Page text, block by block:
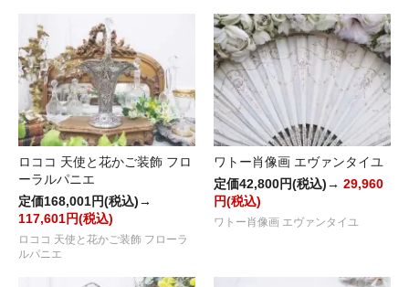
ロココ 天使と花かご装飾 フロ
ーラルパニエ
定価168,001円(税込)→
117,601円(税込)
ロココ 天使と花かご装飾 フローラ
ルパニエ
ワトー肖像画 エヴァンタイユ
定価42,800円(税込)→ 29,960
円(税込)
ワトー肖像画 エヴァンタイユ